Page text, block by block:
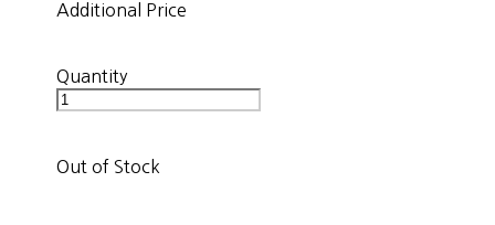
Additional Price
Quantity
Out of Stock